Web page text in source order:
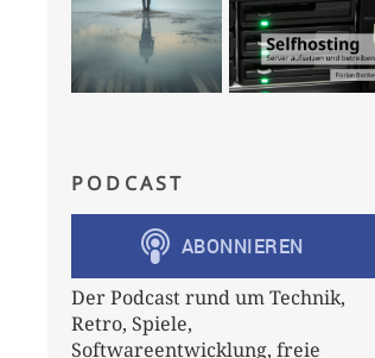
PODCAST
Der Podcast rund um Technik,
Retro, Spiele,
Softwareentwicklung, freie